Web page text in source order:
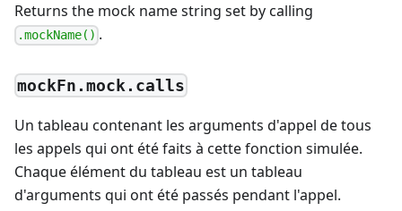
Returns the mock name string set by calling
.mockName() .
mockFn.mock.calls
Un tableau contenant les arguments d'appel de tous
les appels qui ont été faits à cette fonction simulée.
Chaque élément du tableau est un tableau
d'arguments qui ont été passés pendant l'appel.